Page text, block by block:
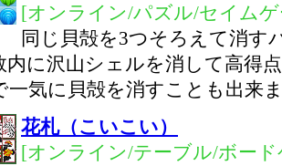
[オンライン/パズル/セイム
同じ貝殻を3つそろえて消す
内に沢山シェルを消して高得
一気に貝殻を消すことも出来
花札（こいこい）
[オンライン/テーブル/ボー